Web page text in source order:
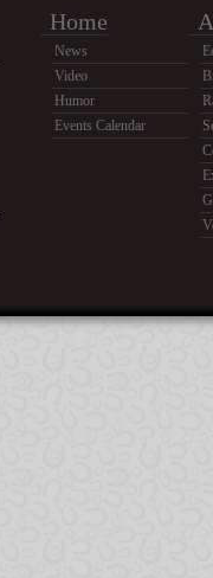
Home
News
Video
Humor
Events Calendar